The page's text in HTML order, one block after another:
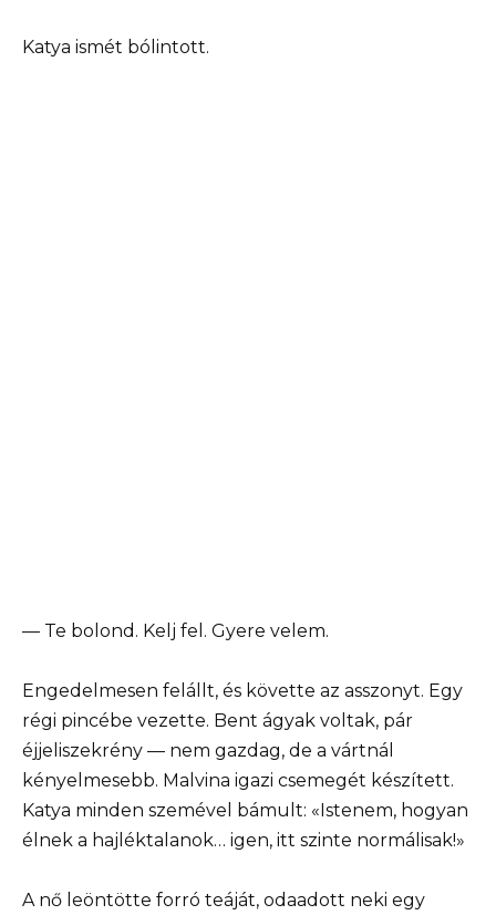
Katya ismét bólintott.
— Te bolond. Kelj fel. Gyere velem.
Engedelmesen felállt, és követte az asszonyt. Egy
régi pincébe vezette. Bent ágyak voltak, pár
éjjeliszekrény — nem gazdag, de a vártnál
kényelmesebb. Malvina igazi csemegét készített.
Katya minden szemével bámult: «Istenem, hogyan
élnek a hajléktalanok… igen, itt szinte normálisak!»
A nő leöntötte forró teáját, odaadott neki egy